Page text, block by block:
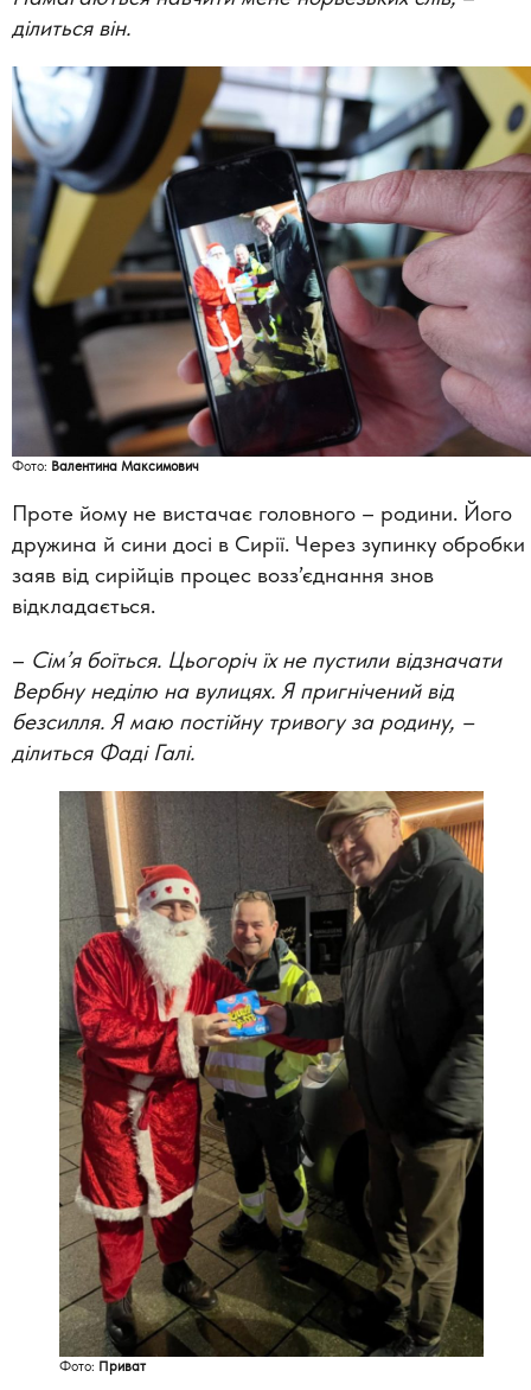
ділиться він.
Фото: Валентина Максимович
Проте йому не вистачає головного – родини. Його
дружина й сини досі в Сирії. Через зупинку обробки
заяв від сирійців процес возз’єднання знов
відкладається.
– Сім’я боїться. Цьогоріч їх не пустили відзначати
Вербну неділю на вулицях. Я пригнічений від
безсилля. Я маю постійну тривогу за родину, –
ділиться Фаді Галі.
Фото: Приват